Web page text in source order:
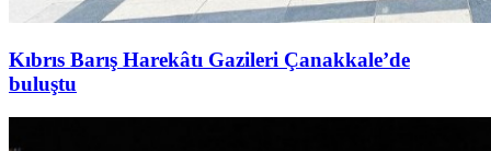
Kıbrıs Barış Harekâtı Gazileri Çanakkale’de
buluştu